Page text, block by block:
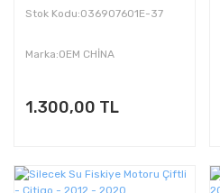
Stok Kodu:036907601E-37
Marka:OEM CHİNA
1.300,00 TL